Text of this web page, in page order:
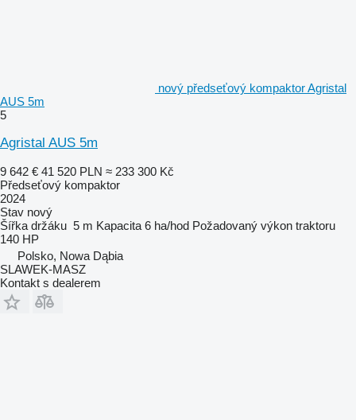
nový předseťový kompaktor Agristal
AUS 5m
5
Agristal AUS 5m
9 642 € 41 520 PLN ≈ 233 300 Kč
Předseťový kompaktor
2024
Stav nový
Šířka držáku 5 m Kapacita 6 ha/hod Požadovaný výkon traktoru
140 HP
Polsko, Nowa Dąbia
SLAWEK-MASZ
Kontakt s dealerem